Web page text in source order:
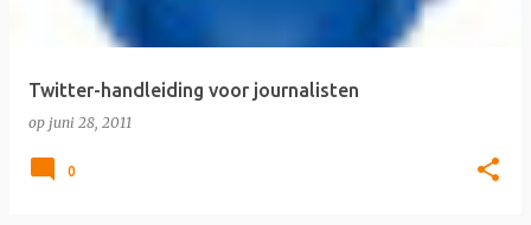
Twitter-handleiding voor journalisten
op juni 28, 2011
0